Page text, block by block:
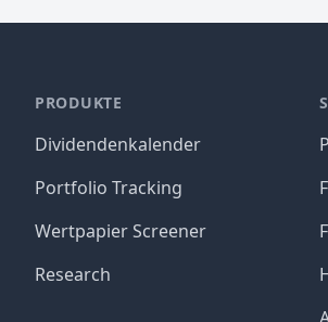
PRODUKTE
Dividendenkalender
Portfolio Tracking
Wertpapier Screener
Research